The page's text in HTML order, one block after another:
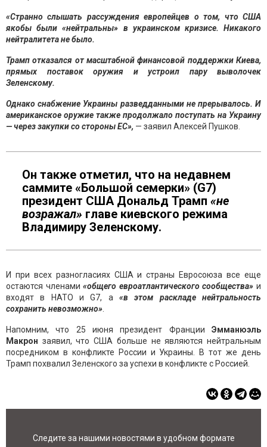
«Странно слышать рассуждения европейцев о том, что США
якобы были «нейтральны» в украинском кризисе. Никакого
нейтралитета не было.
Трамп отказался от масштабной финансовой поддержки Киева,
прямых поставок оружия и устроил пару выволочек
Зеленскому.
Однако снабжение Украины разведданными не прерывалось. И
американское оружие также продолжало поступать на Украину
— через закупки со стороны ЕС», — заявил Алексей Пушков.
Он также отметил, что на недавнем
саммите «Большой семерки» (G7)
президент США Дональд Трамп «не
возражал» главе киевского режима
Владимиру Зеленскому.
И при всех разногласиях США и страны Евросоюза все еще
остаются членами«общего евроатлантического сообщества» и
входят в НАТО и G7, а «в этом раскладе нейтральность
сохранить невозможно»
Напомним, что 25 июня президент Франции Эмманюэль
Макрон заявил, что США больше не являются нейтральным
посредником в конфликте России и Украины. В тот же день
Трамп похвалил Зеленского за успехи в конфликте с Россией.
Следите за нашими новостями в удобном формате